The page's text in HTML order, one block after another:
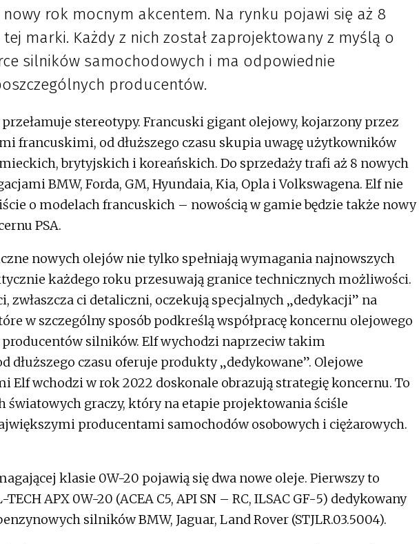
rok mocnym akcentem. Na rynku pojawi się aż 8
marki. Każdy z nich został zaprojektowany z myślą o
silników samochodowych i ma odpowiednie
producentów.
stereotypy. Francuski gigant olejowy, kojarzony przez
francuskimi, od dłuższego czasu skupia uwagę użytkowników
brytyjskich i koreańskich. Do sprzedaży trafi aż 8 nowych
BMW, Forda, GM, Hyundaia, Kia, Opla i Volkswagena. Elf nie
o modelach francuskich – nowością w gamie będzie także nowy
PSA.
nowych olejów nie tylko spełniają wymagania najnowszych
każdego roku przesuwają granice technicznych możliwości.
zwłaszcza ci detaliczni, oczekują specjalnych „dedykacji” na
w szczególny sposób podkreślą współpracę koncernu olejowego
silników. Elf wychodzi naprzeciw takim
dłuższego czasu oferuje produkty „dedykowane”. Olejowe
Elf wchodzi w rok 2022 doskonale obrazują strategię koncernu. To
światowych graczy, który na etapie projektowania ściśle
producentami samochodów osobowych i ciężarowych.
klasie 0W-20 pojawią się dwa nowe oleje. Pierwszy to
TECH APX 0W-20 (ACEA C5, API SN – RC, ILSAC GF-5) dedykowany
silników BMW, Jaguar, Land Rover (STJLR.03.5004).